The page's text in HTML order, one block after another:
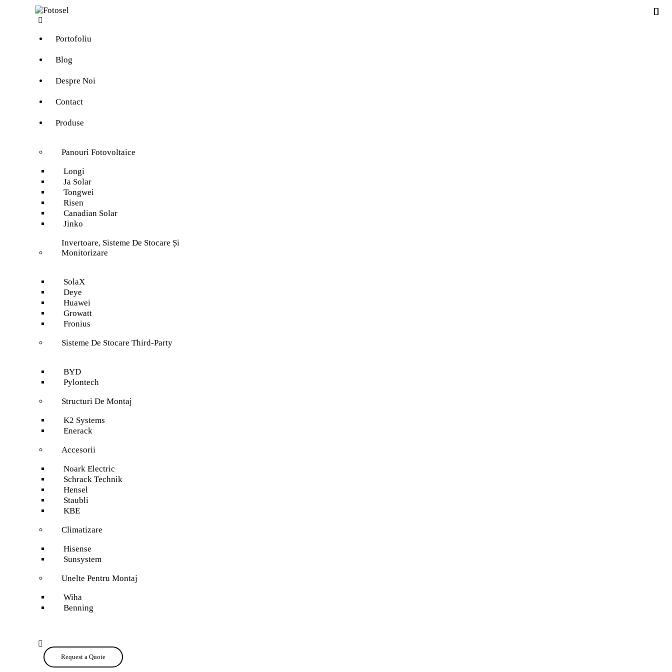
Portofoliu
Blog
Despre Noi
Contact
Produse
Panouri Fotovoltaice
Longi
Ja Solar
Tongwei
Risen
Canadian Solar
Jinko
Invertoare, Sisteme De Stocare Și
Monitorizare
SolaX
Deye
Huawei
Growatt
Fronius
Sisteme De Stocare Third-Party
BYD
Pylontech
Structuri De Montaj
K2 Systems
Enerack
Accesorii
Noark Electric
Schrack Technik
Hensel
Staubli
KBE
Climatizare
Hisense
Sunsystem
Unelte Pentru Montaj
Wiha
Benning
Request a Quote